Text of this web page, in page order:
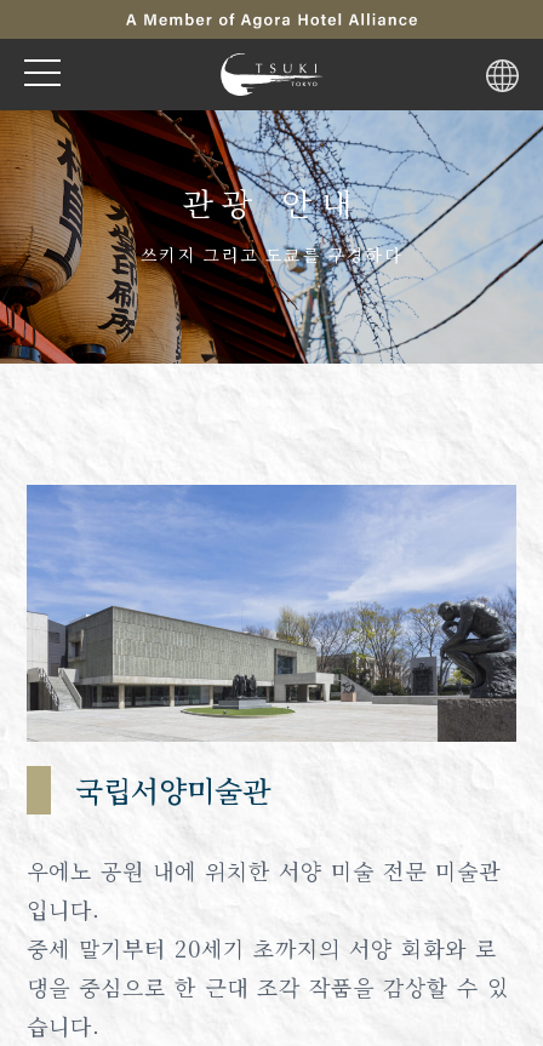
관광 안내
쓰키지 그리고 도쿄를 구경하다
국립서양미술관
우에노 공원 내에 위치한 서양 미술 전문 미술관
입니다.
중세 말기부터 20세기 초까지의 서양 회화와 로
댕을 중심으로 한 근대 조각 작품을 감상할 수 있
습니다.